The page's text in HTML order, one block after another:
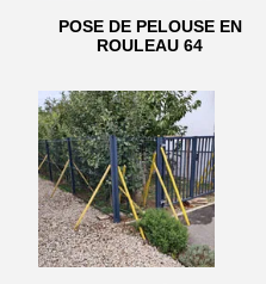
POSE DE PELOUSE EN
ROULEAU 64